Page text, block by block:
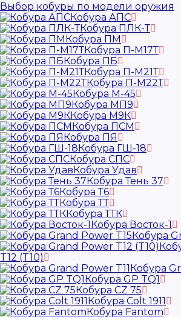
Выбор кобуры по модели оружия
Кобура АПС
Кобура ПЛК-Т
Кобура ПМ
Кобура П-М17Т
Кобура ПБ
Кобура П-М21Т
Кобура П-М22Т
Кобура М-45
Кобура МП9
Кобура М9К
Кобура ПСМ
Кобура ПЯ
Кобура ГШ-18
Кобура СПС
Кобура Удав
Кобура Тень 37
Кобура Т6
Кобура ТТ
Кобура ТТК
Кобура Восток-1
Кобура
T12 (T10)
Кобура
Кобура GP TQ1
Кобура CZ 75
Кобура Colt 1911
Кобура Fantom